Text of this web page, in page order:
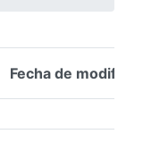
Fecha de